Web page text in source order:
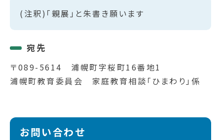
(注釈)「親展」と朱書き願います
宛先
〒089-5614 浦幌町字桜町16番地1
浦幌町教育委員会 家庭教育相談「ひまわり」係
お問い合わせ